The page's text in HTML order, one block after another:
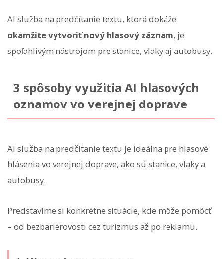
AI služba na predčítanie textu, ktorá dokáže
okamžite vytvoriť nový hlasový záznam, je
spoľahlivým nástrojom pre stanice, vlaky aj autobusy.
3 spôsoby využitia AI hlasových
oznamov vo verejnej doprave
AI služba na predčítanie textu je ideálna pre hlasové
hlásenia vo verejnej doprave, ako sú stanice, vlaky a
autobusy.
Predstavíme si konkrétne situácie, kde môže pomôcť
– od bezbariérovosti cez turizmus až po reklamu.